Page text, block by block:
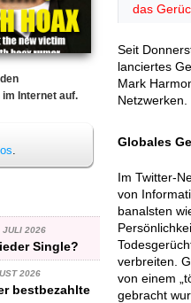
Internet auf.
.
JULI 2026
Single?
2026
bestbezahlte
das
Seit
lanciertes
Mark
Netzwerken.
Globales
Im Twitter-
von
banalsten
verbreiten.
von einem
gebracht